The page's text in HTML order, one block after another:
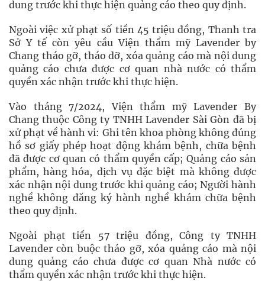
dung trước khi thực hiện quảng cáo theo quy định.
Ngoài việc xử phạt số tiền 45 triệu đồng, Thanh tra
Sở Y tế còn yêu cầu Viện thẩm mỹ Lavender by
Chang tháo gỡ, tháo dỡ, xóa quảng cáo mà nội dung
quảng cáo chưa được cơ quan nhà nước có thẩm
quyền xác nhận trước khi thực hiện.
Vào tháng 7/2024, Viện thẩm mỹ Lavender By
Chang thuộc Công ty TNHH Lavender Sài Gòn đã bị
xử phạt về hành vi: Ghi tên khoa phòng không đúng
hồ sơ giấy phép hoạt động khám bệnh, chữa bệnh
đã được cơ quan có thẩm quyền cấp; Quảng cáo sản
phẩm, hàng hóa, dịch vụ đặc biệt mà không được
xác nhận nội dung trước khi quảng cáo; Người hành
nghề không đăng ký hành nghề khám chữa bệnh
theo quy định.
Ngoài phạt tiền 57 triệu đồng, Công ty TNHH
Lavender còn buộc tháo gỡ, xóa quảng cáo mà nội
dung quảng cáo chưa được cơ quan Nhà nước có
thẩm quyền xác nhận trước khi thực hiện.